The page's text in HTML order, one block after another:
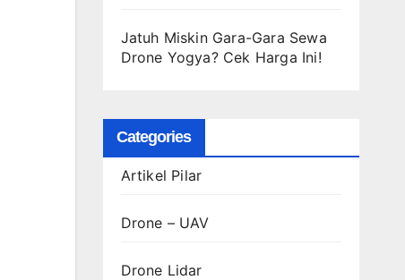
Jatuh Miskin Gara-Gara Sewa
Drone Yogya? Cek Harga Ini!
Categories
Artikel Pilar
Drone – UAV
Drone Lidar